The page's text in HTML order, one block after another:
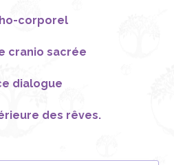
corporel
cranio sacrée
dialogue
des rêves.